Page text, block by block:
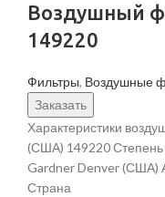
Воздушный
149220
Фильтры, Воздушные
Заказать
Характеристики
(США) 149220
Gardner Denver (США)
Страна